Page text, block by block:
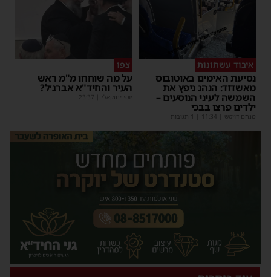
איבוד עשתונות
נסיעת האימים באוטובוס
מאשדוד: הנהג ניפץ את
השמשה לעיני הנוסעים –
ילדים פרצו בבכי
מנחם דויטש |
11:34 | 1 תגובות
על מה שוחחו מ"מ ראש
העיר והחיד"א אברג׳ל?
יוסי יחזקאלי |
23:37